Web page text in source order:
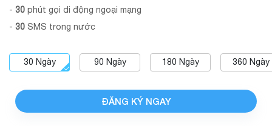
- 30 phút gọi di động ngoại mạng
- 30 SMS trong nước
30 Ngày 90 Ngày 180 Ngày 360 Ngày
ĐĂNG KÝ NGAY